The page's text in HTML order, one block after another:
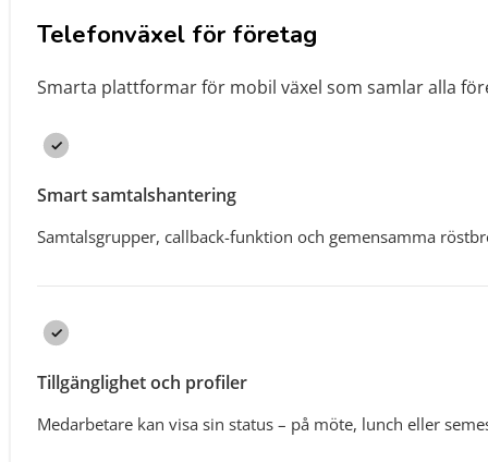
Telefonväxel för företag
Smarta plattformar för mobil växel som samlar alla
Smart samtalshantering
Samtalsgrupper, callback-funktion och gemensamma
Tillgänglighet och profiler
Medarbetare kan visa sin status – på möte, lunch eller